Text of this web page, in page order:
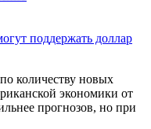
поддержать доллар
количеству новых
экономики от
прогнозов, но при